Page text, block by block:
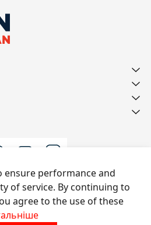
нам
ensure performance and
of service. By continuing to
agree to the use of these